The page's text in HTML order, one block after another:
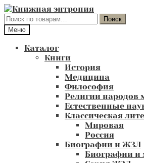
Перейти
к
навигации
Перейти
к
содержимому
Искать:
Поиск
Меню
Каталог
Книги
История
Медицина
Философия
Религии народов
Естественные
Классическая
Мировая
Россия
Биографии и ЖЗЛ
Биографии